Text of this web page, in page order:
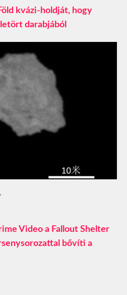
kvázi-holdját, hogy
darabjából
Video a Fallout Shelter
bővíti a